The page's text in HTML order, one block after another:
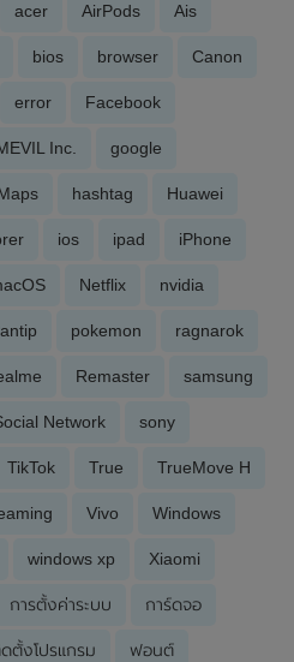
acer AirPods Ais
bios browser Canon
error Facebook
Inc. google
hashtag Huawei
ios ipad iPhone
Netflix nvidia
pokemon ragnarok
Remaster samsung
Network sony
TikTok True TrueMove H
Vivo Windows
windows xp Xiaomi
การตั้งค่าระบบ การ์ดจอ
ตั้งโปรแกรม ฟอนต์